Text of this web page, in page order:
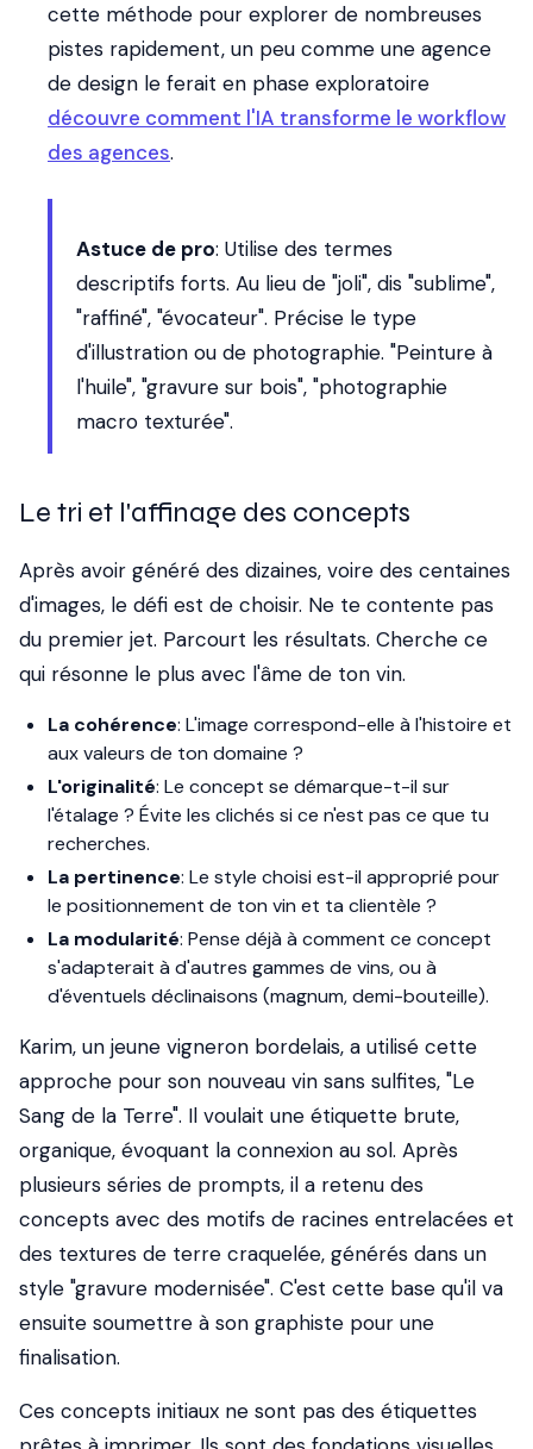
cette méthode pour explorer de nombreuses
pistes rapidement, un peu comme une agence
de design le ferait en phase exploratoire
découvre comment l'IA transforme le workflow
des agences.
Astuce de pro: Utilise des termes
descriptifs forts. Au lieu de "joli", dis "sublime",
"raffiné", "évocateur". Précise le type
d'illustration ou de photographie. "Peinture à
l'huile", "gravure sur bois", "photographie
macro texturée".
Le tri et l'affinage des concepts
Après avoir généré des dizaines, voire des centaines
d'images, le défi est de choisir. Ne te contente pas
du premier jet. Parcourt les résultats. Cherche ce
qui résonne le plus avec l'âme de ton vin.
La cohérence: L'image correspond-elle à l'histoire et
aux valeurs de ton domaine ?
L'originalité: Le concept se démarque-t-il sur
l'étalage ? Évite les clichés si ce n'est pas ce que tu
recherches.
La pertinence: Le style choisi est-il approprié pour
le positionnement de ton vin et ta clientèle ?
La modularité: Pense déjà à comment ce concept
s'adapterait à d'autres gammes de vins, ou à
d'éventuels déclinaisons (magnum, demi-bouteille).
Karim, un jeune vigneron bordelais, a utilisé cette
approche pour son nouveau vin sans sulfites, "Le
Sang de la Terre". Il voulait une étiquette brute,
organique, évoquant la connexion au sol. Après
plusieurs séries de prompts, il a retenu des
concepts avec des motifs de racines entrelacées et
des textures de terre craquelée, générés dans un
style "gravure modernisée". C'est cette base qu'il va
ensuite soumettre à son graphiste pour une
finalisation.
Ces concepts initiaux ne sont pas des étiquettes